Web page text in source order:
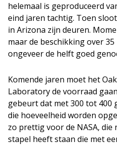
helemaal is geproduceerd
eind jaren tachtig. Toen
in Arizona zijn deuren.
maar de beschikking over
ongeveer de helft goed
Komende jaren moet het
Laboratory de voorraad
gebeurt dat met 300 tot 400
die hoeveelheid worden
zo prettig voor de NASA, die
stapel heeft staan die met